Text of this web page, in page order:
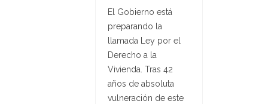
El Gobierno está
preparando la
llamada Ley por el
Derecho a la
Vivienda. Tras 42
años de absoluta
vulneración de este